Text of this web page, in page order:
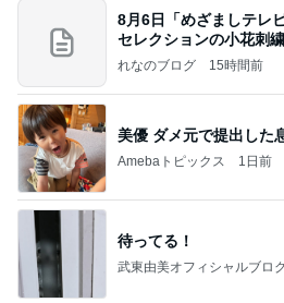
8月6日「めざましテレ
セレクションの小花刺
ン
れなのブログ 15時間前
美優 ダメ元で提出した
Amebaトピックス 1日前
待ってる！
武東由美オフィシャルブロ